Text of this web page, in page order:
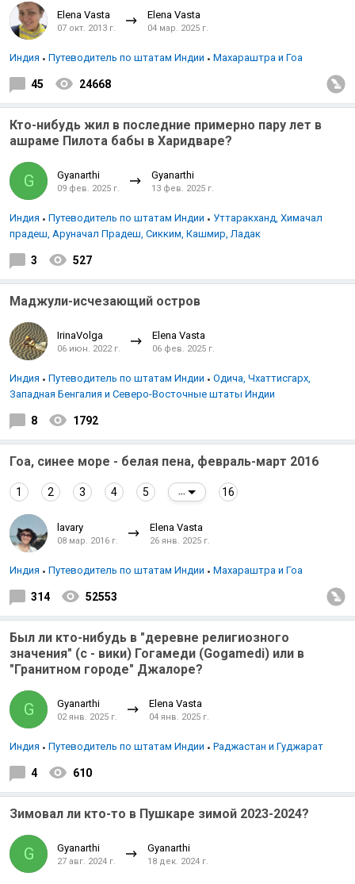
Elena Vasta
07 окт. 2013 г.
Elena Vasta
04 мар. 2025 г.
Индия Путеводитель по штатам Индии Махараштра и Гоа
45 24668
Кто-нибудь жил в последние примерно пару лет в
ашраме Пилота бабы в Харидваре?
G Gyanarthi
09 фев. 2025 г.
Gyanarthi
13 фев. 2025 г.
Индия Путеводитель по штатам Индии
Уттаракханд, Химачал
прадеш, Аруначал Прадеш, Сикким, Кашмир, Ладак
3 527
Маджули-исчезающий остров
IrinaVolga
06 июн. 2022 г.
Elena Vasta
06 фев. 2025 г.
Индия Путеводитель по штатам Индии
Одича, Чхаттисгарх,
Западная Бенгалия и Северо-Восточные штаты Индии
8 1792
Гоа, синее море - белая пена, февраль-март 2016
1 2 3 4 5 16
lavary
08 мар. 2016 г.
Elena Vasta
26 янв. 2025 г.
Индия Путеводитель по штатам Индии Махараштра и Гоа
314 52553
Был ли кто-нибудь в "деревне религиозного
значения" (с - вики) Гогамеди (Gogamedi) или в
"Гранитном городе" Джалоре?
G Gyanarthi
02 янв. 2025 г.
Elena Vasta
04 янв. 2025 г.
Индия Путеводитель по штатам Индии Раджастан и Гуджарат
4 610
Зимовал ли кто-то в Пушкаре зимой 2023-2024?
G Gyanarthi
27 авг. 2024 г.
Gyanarthi
18 дек. 2024 г.